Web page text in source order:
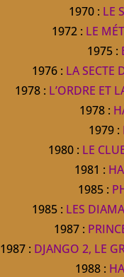
1970 : LE
1972 : LE
1975 :
1976 : LA SECTE
1978 : L’ORDRE ET
1978 :
1979 :
1980 : LE
1981 :
1985 :
1985 : LES
1987 :
1987 : DJANGO 2, LE
1988 :